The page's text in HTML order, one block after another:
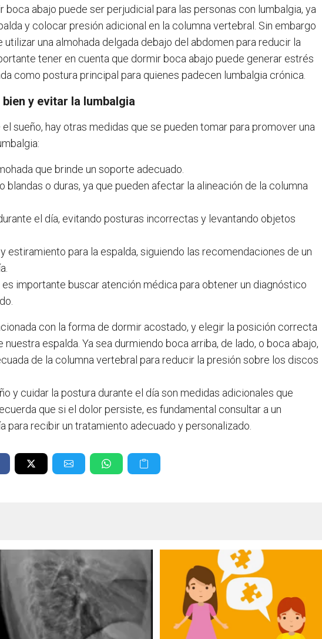
abajo puede ser perjudicial para las personas con lumbalgia, ya
y colocar presión adicional en la columna vertebral. Sin embargo
una almohada delgada debajo del abdomen para reducir la
tener en cuenta que dormir boca abajo puede generar estrés
como postura principal para quienes padecen lumbalgia crónica.
y evitar la lumbalgia
sueño, hay otras medidas que se pueden tomar para promover una
que brinde un soporte adecuado.
o duras, ya que pueden afectar la alineación de la columna
el día, evitando posturas incorrectas y levantando objetos
para la espalda, siguiendo las recomendaciones de un
importante buscar atención médica para obtener un diagnóstico
con la forma de dormir acostado, y elegir la posición correcta
espalda. Ya sea durmiendo boca arriba, de lado, o boca abajo,
de la columna vertebral para reducir la presión sobre los discos
y cuidar la postura durante el día son medidas adicionales que
que si el dolor persiste, es fundamental consultar a un
para recibir un tratamiento adecuado y personalizado.